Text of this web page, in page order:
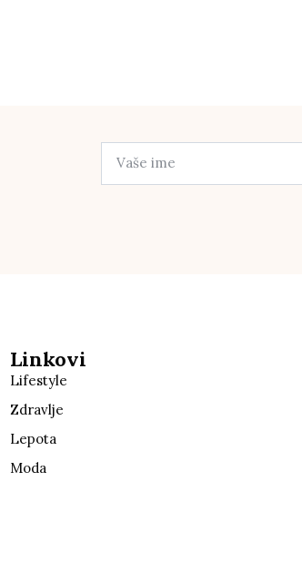
Linkovi
Lifestyle
Zdravlje
Lepota
Moda